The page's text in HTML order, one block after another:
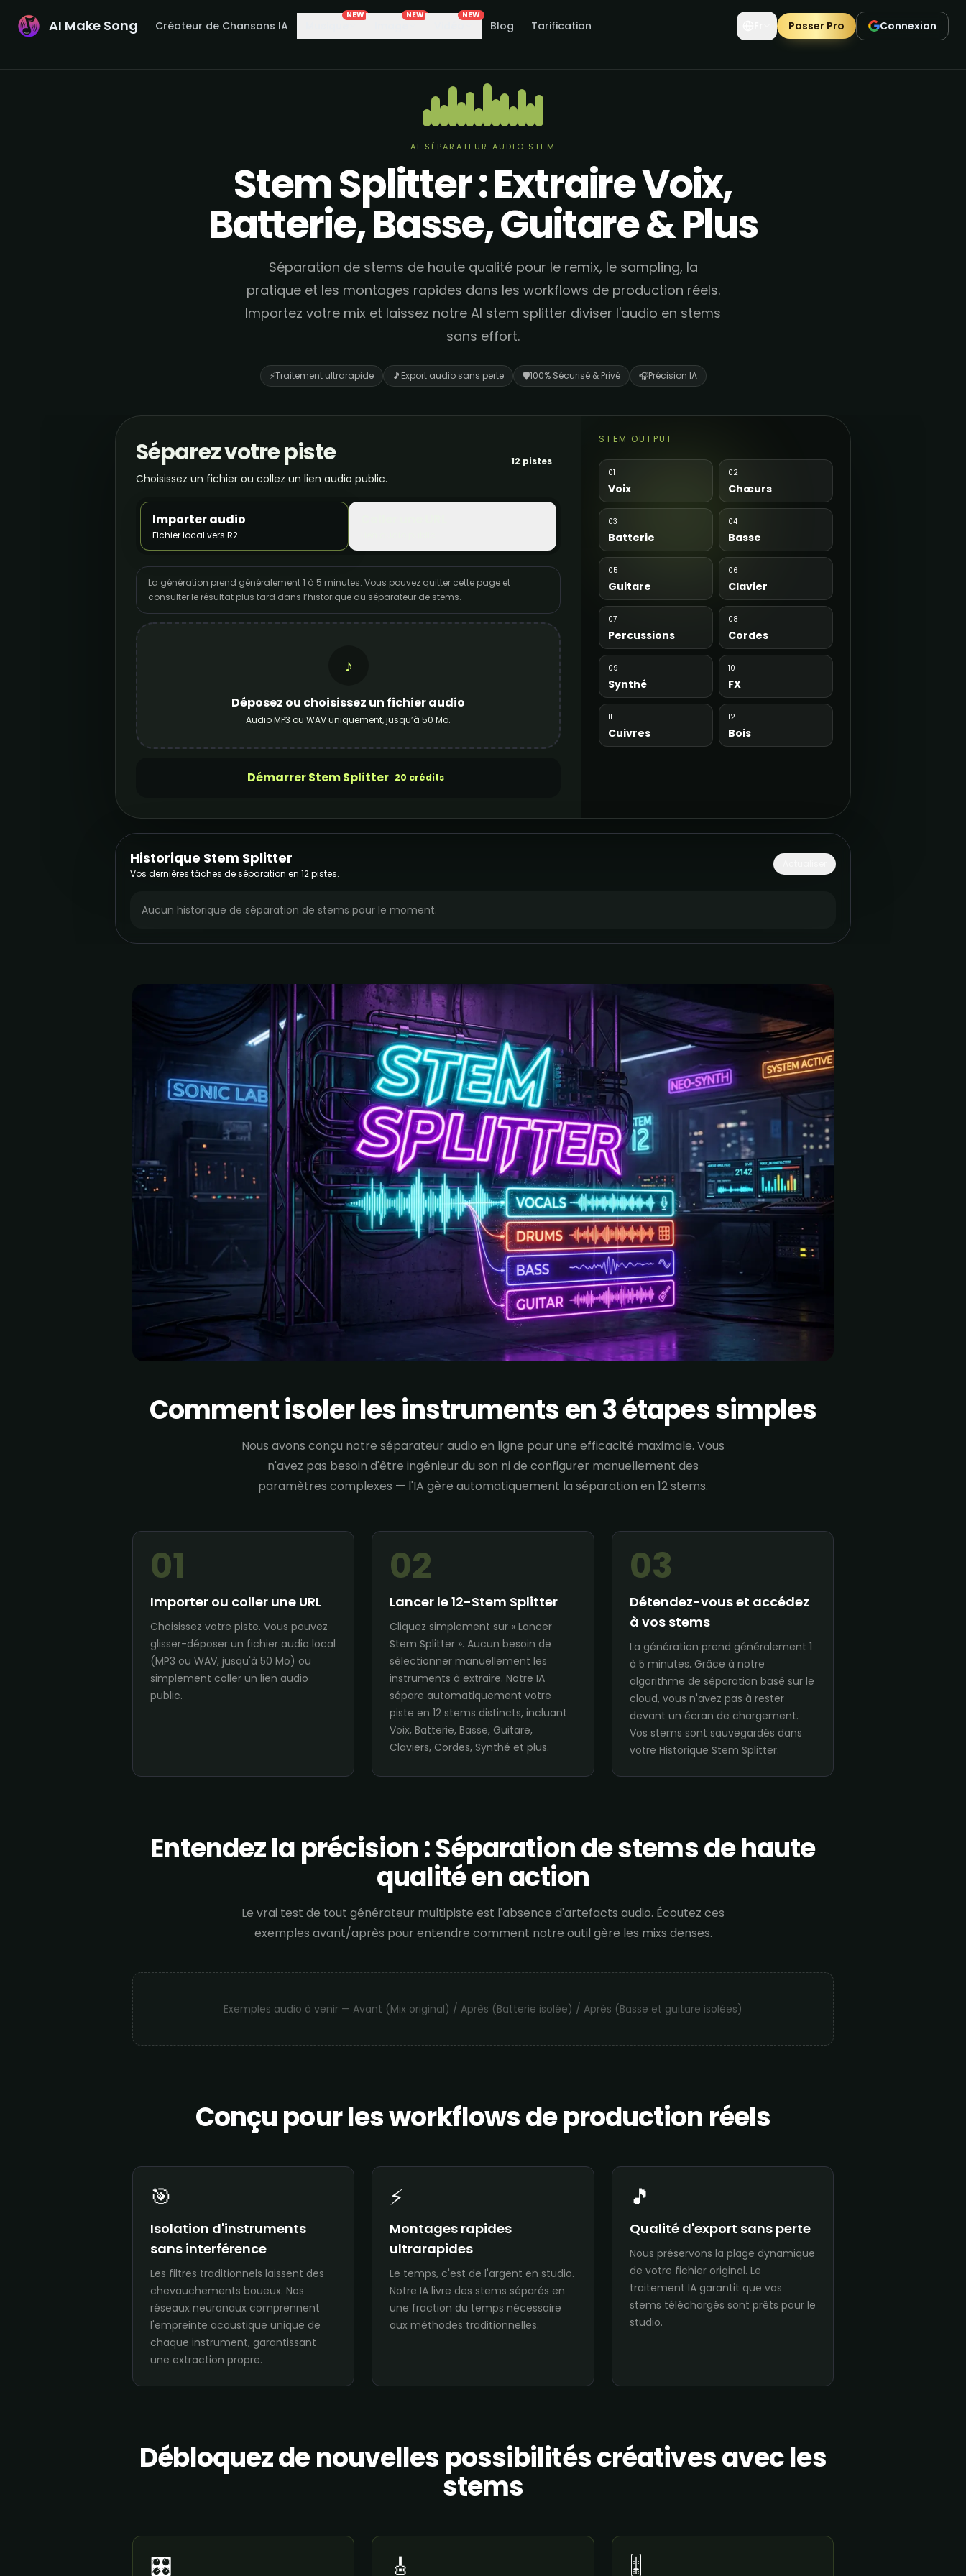
AI Make Song Créateur de Chansons IA
NEW NEW NEW
Blog Tarification Passer Pro Connexion
AI SÉPARATEUR AUDIO STEM
Stem Splitter : Extraire Voix,
Batterie, Basse, Guitare & Plus
Séparation de stems de haute qualité pour le remix, le sampling, la
pratique et les montages rapides dans les workflows de production réels.
Importez votre mix et laissez notre AI stem splitter diviser l'audio en stems
sans effort.
⚡Traitement ultrarapide 🎵 Export audio sans perte 🛡️100% Sécurisé & Privé 🎧Précision IA
Séparez votre piste
Choisissez un fichier ou collez un lien audio public.
12 pistes
Importer audio
Fichier local vers R2
La génération prend généralement 1 à 5 minutes. Vous pouvez quitter cette page et
consulter le résultat plus tard dans l’historique du séparateur de stems.
♪
Déposez ou choisissez un fichier audio
Audio MP3 ou WAV uniquement, jusqu’à 50 Mo.
Démarrer Stem Splitter 20 crédits
STEM OUTPUT
01
Voix
02
Chœurs
03
Batterie
04
Basse
05
Guitare
06
Clavier
07
Percussions
08
Cordes
09
Synthé
10
FX
11
Cuivres
12
Bois
Historique Stem Splitter
Vos dernières tâches de séparation en 12 pistes.
Aucun historique de séparation de stems pour le moment.
Comment isoler les instruments en 3 étapes simples
Nous avons conçu notre séparateur audio en ligne pour une efficacité maximale. Vous
n'avez pas besoin d'être ingénieur du son ni de configurer manuellement des
paramètres complexes — l'IA gère automatiquement la séparation en 12 stems.
01
Importer ou coller une URL
Choisissez votre piste. Vous pouvez
glisser-déposer un fichier audio local
(MP3 ou WAV, jusqu'à 50 Mo) ou
simplement coller un lien audio
public.
02
Lancer le 12-Stem Splitter
Cliquez simplement sur « Lancer
Stem Splitter ». Aucun besoin de
sélectionner manuellement les
instruments à extraire. Notre IA
sépare automatiquement votre
piste en 12 stems distincts, incluant
Voix, Batterie, Basse, Guitare,
Claviers, Cordes, Synthé et plus.
03
Détendez-vous et accédez
à vos stems
La génération prend généralement 1
à 5 minutes. Grâce à notre
algorithme de séparation basé sur le
cloud, vous n'avez pas à rester
devant un écran de chargement.
Vos stems sont sauvegardés dans
votre Historique Stem Splitter.
Entendez la précision : Séparation de stems de haute
qualité en action
Le vrai test de tout générateur multipiste est l'absence d'artefacts audio. Écoutez ces
exemples avant/après pour entendre comment notre outil gère les mixs denses.
Exemples audio à venir — Avant (Mix original) / Après (Batterie isolée) / Après (Basse et guitare isolées)
Conçu pour les workflows de production réels
🎯
Isolation d'instruments
sans interférence
Les filtres traditionnels laissent des
chevauchements boueux. Nos
réseaux neuronaux comprennent
l'empreinte acoustique unique de
chaque instrument, garantissant
une extraction propre.
⚡
Montages rapides
ultrarapides
Le temps, c'est de l'argent en studio.
Notre IA livre des stems séparés en
une fraction du temps nécessaire
aux méthodes traditionnelles.
🎵
Qualité d'export sans perte
Nous préservons la plage dynamique
de votre fichier original. Le
traitement IA garantit que vos
stems téléchargés sont prêts pour le
studio.
Débloquez de nouvelles possibilités créatives avec les
stems
🎛️ 🎸 🎚️